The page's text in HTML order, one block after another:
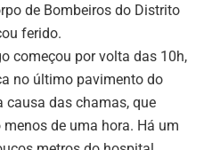
de Bombeiros do Distrito
ferido.
começou por volta das 10h,
no último pavimento do
causa das chamas, que
de uma hora. Há um